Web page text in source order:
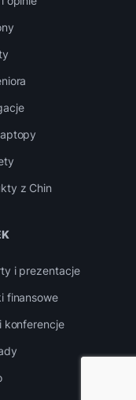
z Chin
i prezentacje
finansowe
konferencje